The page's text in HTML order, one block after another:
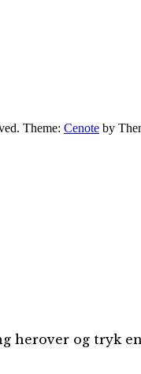
Theme: Cenote by
herover og tryk